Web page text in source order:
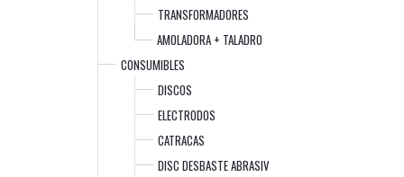
TRANSFORMADORES
AMOLADORA + TALADRO
CONSUMIBLES
DISCOS
ELECTRODOS
CATRACAS
DISC DESBASTE ABRASIV